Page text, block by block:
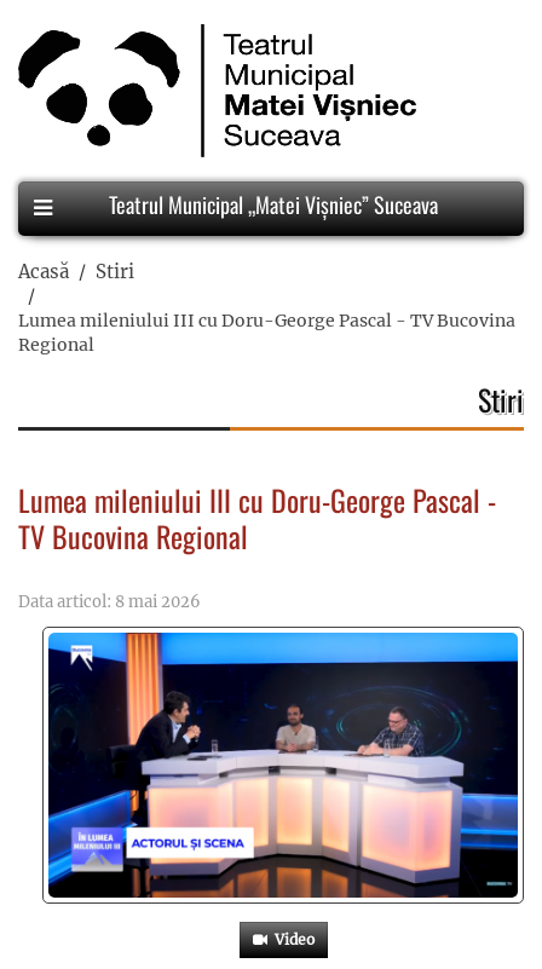
Teatrul Municipal „Matei Vișniec” Suceava
Acasă Stiri
Lumea mileniului III cu Doru-George Pascal - TV Bucovina
Regional
Stiri
Lumea mileniului III cu Doru-George Pascal -
TV Bucovina Regional
Data articol: 8 mai 2026
Video